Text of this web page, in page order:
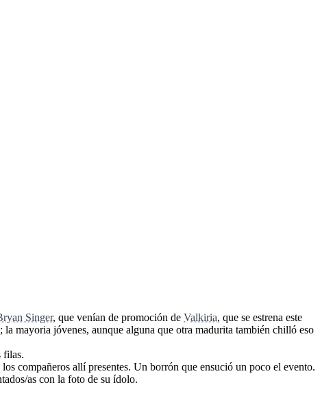
Singer, que venían de promoción de Valkiria, que se estrena este
mayoria jóvenes, aunque alguna que otra madurita también chilló eso
filas.
compañeros allí presentes. Un borrón que ensució un poco el evento.
as con la foto de su ídolo.